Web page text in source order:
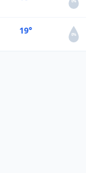
0%
19° 0%